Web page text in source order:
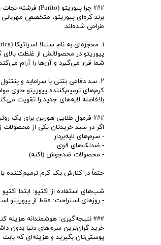
### چرا پیوریتو (Purito) فرشته نجات پوست‌های تحت درمان است؟
برند کره‌ای پیوریتو، متخصصِ
طراحی شده‌اند.
۱. معجزه‌ای به نام سنتلا اسیاتیکا (Centella Asiatica):
پیوریتو در محصولاتش از غلظت
شما قرار می‌گیرد و آن‌ها را آرام
۲. سد دفاعی بتنی با سراماید و پنتنول:
کرم‌های ترمیم‌کننده پیوریتو حاوی
بلافاصله لایه‌های جدید را تقویت
### فرمول طلایی هورین برای یک
اگر در سبد خریدتان یکی از محصولات
- سرم‌های لایه‌بردار
- ضدلک‌های قوی
- محصولات ضدجوش (اکنه)
حتماً در کنارش یک کرم ترمیم‌کننده
شب‌های استفاده از اکتیو: ابتدا
- روزهای استراحت: فقط از پیوریتو
### نتیجه‌گیری: هوشمندانه هزینه
خرید گران‌ترین سرم‌های دنیا بدون
پوستی‌تان بگیرید و هزینه‌ای که